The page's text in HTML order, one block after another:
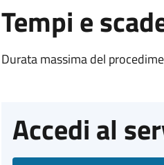
Tempi e
Durata massima del
Accedi al